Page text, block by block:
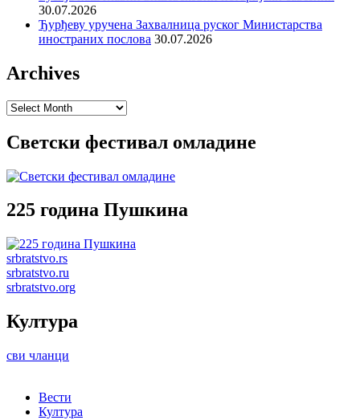
30.07.2026
Ђурђеву уручена Захвалница руског Министарства
иностраних послова 30.07.2026
Archives
Archives
Светски фестивал омладине
225 година Пушкина
srbratstvo.rs
srbratstvo.ru
srbratstvo.org
Култура
сви чланци
Вести
Култура